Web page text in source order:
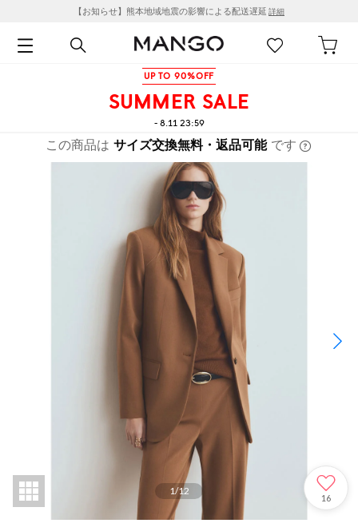
【お知らせ】熊本地域地震の影響による配送遅延 詳細
UP TO 90%OFF
SUMMER SALE
- 8.11 23:59
この商品は サイズ交換無料・返品可能 です
1/12
16